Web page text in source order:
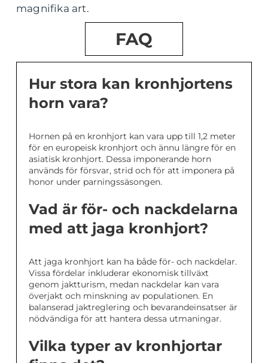
magnifika art.
FAQ
Hur stora kan kronhjortens
horn vara?
Hornen på en kronhjort kan vara upp till 1,2 meter
för en europeisk kronhjort och ännu längre för en
asiatisk kronhjort. Dessa imponerande horn
används för försvar, strid och för att imponera på
honor under parningssäsongen.
Vad är för- och nackdelarna
med att jaga kronhjort?
Att jaga kronhjort kan ha både för- och nackdelar.
Vissa fördelar inkluderar ekonomisk tillväxt
genom jaktturism, medan nackdelar kan vara
överjakt och minskning av populationen. En
balanserad jaktreglering och bevarandeinsatser är
nödvändiga för att hantera dessa utmaningar.
Vilka typer av kronhjortar